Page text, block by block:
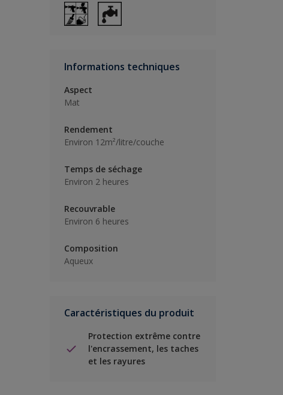
Informations techniques
Aspect
Mat
Rendement
Environ 12m²/litre/couche
Temps de séchage
Environ 2 heures
Recouvrable
Environ 6 heures
Composition
Aqueux
Caractéristiques du produit
Protection extrême contre
l'encrassement, les taches
et les rayures